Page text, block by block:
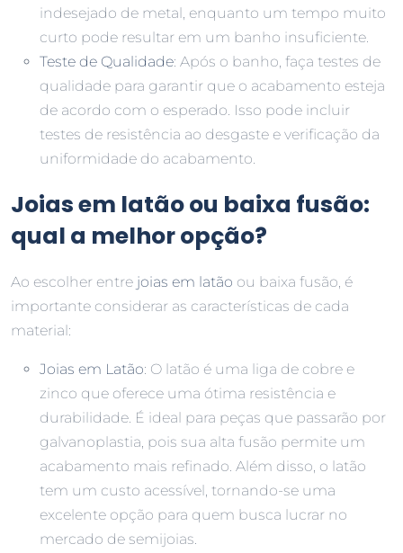
indesejado de metal, enquanto um tempo muito
curto pode resultar em um banho insuficiente.
Teste de Qualidade: Após o banho, faça testes de
qualidade para garantir que o acabamento esteja
de acordo com o esperado. Isso pode incluir
testes de resistência ao desgaste e verificação da
uniformidade do acabamento.
Joias em latão ou baixa fusão:
qual a melhor opção?
Ao escolher entre joias em latão ou baixa fusão, é
importante considerar as características de cada
material:
Joias em Latão: O latão é uma liga de cobre e
zinco que oferece uma ótima resistência e
durabilidade. É ideal para peças que passarão por
galvanoplastia, pois sua alta fusão permite um
acabamento mais refinado. Além disso, o latão
tem um custo acessível, tornando-se uma
excelente opção para quem busca lucrar no
mercado de semijoias.